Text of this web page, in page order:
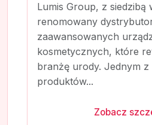
Lumis Group, z siedzibą
renomowany
zaawansowanych
kosmetycznych, które
branżę urody. Jednym
produktów...
Zobacz